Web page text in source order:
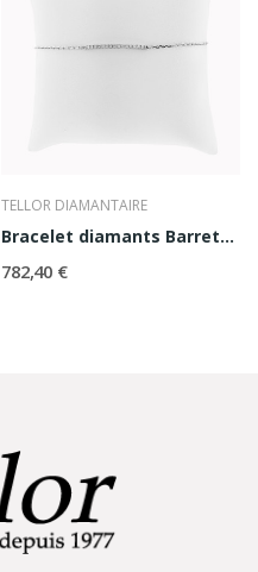
TELLOR DIAMANTAIRE
Bracelet diamants Barrette PM
782,40 €